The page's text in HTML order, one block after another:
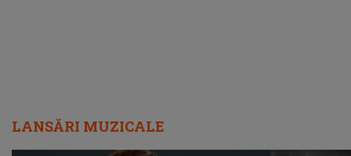
LANSĂRI MUZICALE